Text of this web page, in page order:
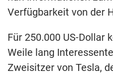
Verfügbarkeit von der
Für 250.000 US-Dollar
Weile lang
Zweisitzer von Tesla,